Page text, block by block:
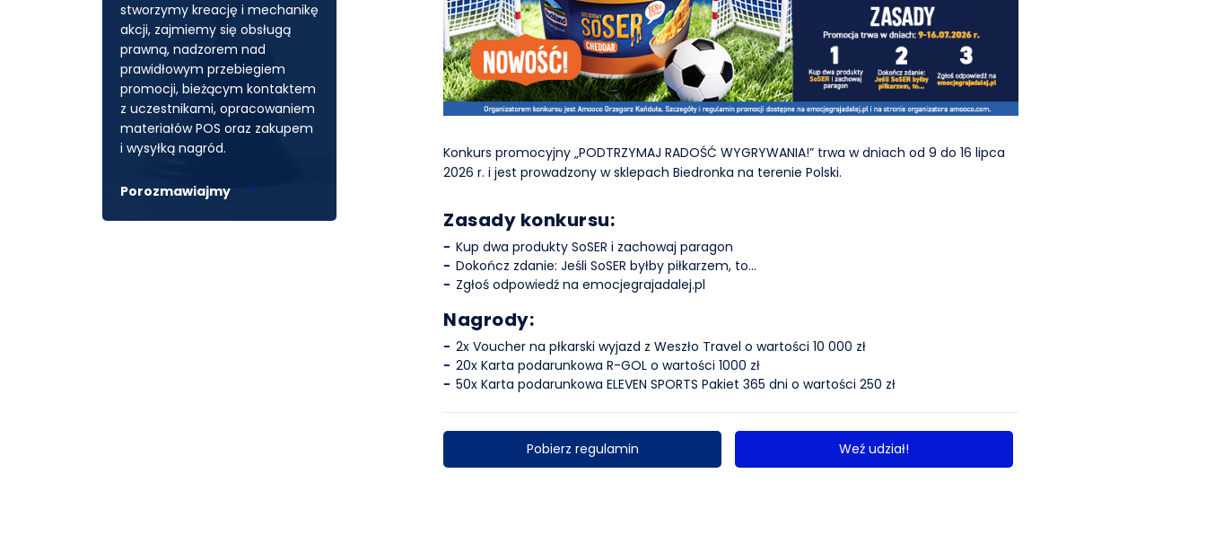
stworzymy kreację i mechanikę
akcji, zajmiemy się obsługą
prawną, nadzorem nad
prawidłowym przebiegiem
promocji, bieżącym kontaktem
z uczestnikami, opracowaniem
materiałów POS oraz zakupem
i wysyłką nagród.
Porozmawiajmy
Konkurs promocyjny „PODTRZYMAJ RADOŚĆ WYGRYWANIA!” trwa w dniach od 9 do 16 lipca
2026 r. i jest prowadzony w sklepach Biedronka na terenie Polski.
Zasady konkursu:
Kup dwa produkty SoSER i zachowaj paragon
Dokończ zdanie: Jeśli SoSER byłby piłkarzem, to...
Zgłoś odpowiedź na emocjegrajadalej.pl
Nagrody:
2x Voucher na płkarski wyjazd z Weszło Travel o wartości 10 000 zł
20x Karta podarunkowa R-GOL o wartości 1000 zł
50x Karta podarunkowa ELEVEN SPORTS Pakiet 365 dni o wartości 250 zł
Pobierz regulamin Weź udział!